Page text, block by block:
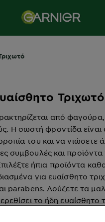
Τριχωτό
από φαγούρα,
Η σωστή φροντίδα είναι
του και να νιώσετε
συμβουλές και προϊόντα
ήπια προϊόντα
για ευαίσθητο
parabens. Λούζετε τα
το ήδη